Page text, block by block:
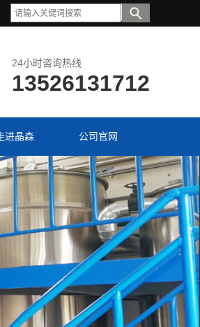
24小时咨询热线
13526131712
进晶森 公司官网